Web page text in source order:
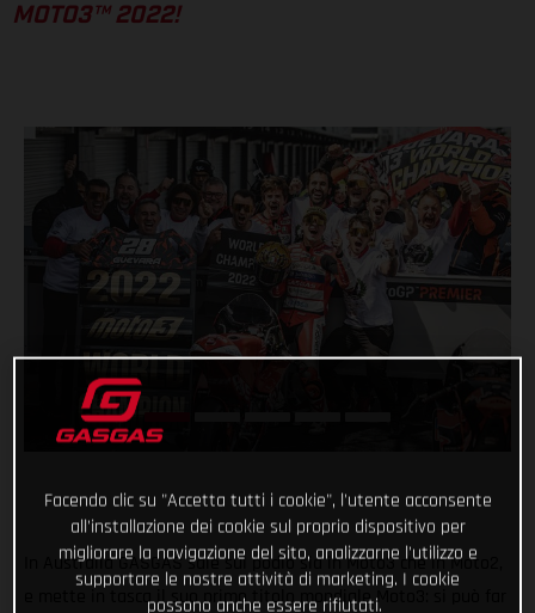
MOTO3™ 2022!
In Australia GASGAS sale sul podio sia in Moto3 che in Moto2,
e mette in tasca il suo primo titolo mondiale Moto3: si può far
Facendo clic su "Accetta tutti i cookie", l'utente acconsente
all'installazione dei cookie sul proprio dispositivo per
migliorare la navigazione del sito, analizzarne l'utilizzo e
supportare le nostre attività di marketing. I cookie
possono anche essere rifiutati.